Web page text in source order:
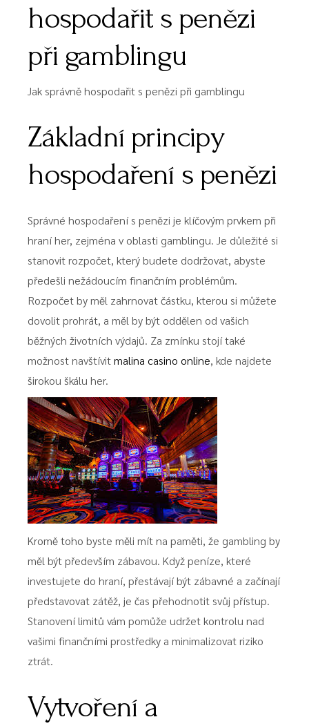
hospodařit s penězi
při gamblingu
Jak správně hospodařit s penězi při gamblingu
Základní principy
hospodaření s penězi
Správné hospodaření s penězi je klíčovým prvkem při
hraní her, zejména v oblasti gamblingu. Je důležité si
stanovit rozpočet, který budete dodržovat, abyste
předešli nežádoucím finančním problémům.
Rozpočet by měl zahrnovat částku, kterou si můžete
dovolit prohrát, a měl by být oddělen od vašich
běžných životních výdajů. Za zmínku stojí také
možnost navštívitmalina casino online, kde najdete
širokou škálu her.
Kromě toho byste měli mít na paměti, že gambling by
měl být především zábavou. Když peníze, které
investujete do hraní, přestávají být zábavné a začínají
představovat zátěž, je čas přehodnotit svůj přístup.
Stanovení limitů vám pomůže udržet kontrolu nad
vašimi finančními prostředky a minimalizovat riziko
ztrát.
Vytvoření a